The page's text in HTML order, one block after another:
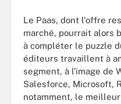
Le Paas, dont l'offre
marché, pourrait alors
à compléter le puzzle
éditeurs travaillent à
segment, à l'image de
Salesforce, Microsoft,
notamment, le